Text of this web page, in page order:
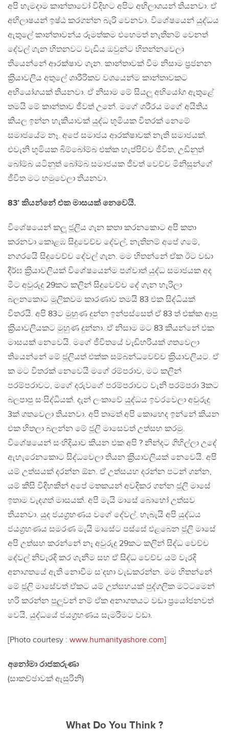
අපි හැමදාම කාන්තාවෝ විදිහට අපිට අභිලාශයන් තියනවා. ඒ
අභිලාෂයන් ඉෂ්ඨ කරගන්න බැරි වෙනවා. විශේෂයෙන් යුද්ධය
ඇතුලේ කාන්තාවන්ය රූමත්කම එහෙමත් නැතිනම් වෙනත්
දේවල් ගැන හිතනවට වැඩිය ඔවුන්ට හිතන්නවෙලා
තියෙන්නේ ආරක්ෂාව ගැන. කාන්තාවක් වීම නිසාම ප‍්‍රජනන
ක‍්‍රියාවලිය අතුලේ ශාරීරිකව වශයෙන්ම කාන්තාවකට
අභියෝගයක් තියනවා. ඒ නිසාම මේ සියලූ අභියෝග ඇතුළේ
තමයි මේ කාන්තාව ජීවත් උනේ. මගේ ශරීරය මගේ අයිතිය
කියල ඉන්න හැකියාවක් යුද්ධ භූමියක විතරක් නෙමේ
සමාජයේම නෑ. අපේ සමාජය ආරක්ෂාවක් නැති සමාජයක්.
එවැනි භූමියක බිම්බෝම්බ එක්ක හැප්පිච්ච ජීවිත, උඩිනුත්
බෝම්බ යටිනුත් බෝම්බ සමාජයක ජීවත් වෙච්ච මිනිසුන්ගේ
ජීවිත මට හමුවෙලා තියනවා.
83’ කියන්නේ එක මාසයක් නෙවෙයි.
විශේෂයෙන් කලූ ජූලිය ගැන කතා කරනකොට අපි කතා
කරනවා කොළඹ සිදුවෙච්ච දේවල්, නැතිනම් අපේ ගමේ,
නගරයෙි සිදුවෙච්ච දේවල් ගැන. මම හිතන්නේ ඒක ඊට වඩා
දීර්ඝ ක‍්‍රියාවලියක් විශේෂයෙන්ම පශ්චාත් යුද්ධ සමාජයක අද
මීට අවුරුදු 29කට කලින් සිදුවෙච්ච දේ ගැන හැරිලා
බලනකොට මූලිකවම කාරණාව තමයි 83 එක සිද්ධියක්
විතරයි. අපි 83ට මුහුණ දුන්න ඉන්පස්සෙත් ඒ 83 ත් එක්ක ආපු
ක‍්‍රියාවලියකට මුහුණ දුන්නා. ඒ නිසාම මට 83 කියන්නේ එක
මාසයක් නෙවෙයි. මගේ ජීවිතයේ වැඩිහරියක් ගතවෙලා
තියෙන්නේ මේ ජූලියත් එක්ක සම්බන්ධවෙච්ච ක‍්‍රියාවලියට. ඒ
ක මට විතරක් නෙවෙයි මගේ රම්පරාව, මට කලින්
පරම්පරාවට, මගේ දරුවගේ පරම්පරාවට වැනි පරම්පරා 3කට
බලපාපු සංසිද්ධියක්. දැන් ලංකාවේ යුද්ධය ඉවරවෙලා අවුරුදු
3ක් ගතවෙලා තියනවා. අපි තාමත් අපි කොහෙද ඉන්නේ කියන
එක හිතලා බලන්න මේ ජූලි මාසෙවත් උත්සහ කරමු.
විශේෂයෙන් සංහිදියාව කියන එක අපි ? නින්දට ගිහිල්ලා උදේ
ඇහැරෙනකොට සිද්ධවෙලා තියන ක‍්‍රියාවලියක් නෙවෙයි. අපි
යම් උත්සයක් දරන්න ඕන. ඒ උත්සයහ දරන්න පටන් ගන්න,
යම් කිසි විදිහකින් අපේ මතකයන් අවදිකර ගන්න ජූලි මාසේ
ඉතාම වැදගත් මාසයක්. අපි මැයි මාසේ බොහෝ උත්සව
තියනවා. යුද ජයග‍්‍රහණය වගේ දේවල්. හැබැයි අපි යුද්ධය
ජයග‍්‍රහණය සමරණ මැයි මාසේට පස්සේ එළබෙන ජූලි මාසේ
අපි උත්සහ කරන්නේ නෑ අවුරුදු 29කට කලින් සිද්ධ වෙච්ච
දේවල් නිවැරදි කර ගැනීම සහ ඒ සිද්ධ වෙච්ච යම් වැරදි
අනාගතයේ ඇති නොවීම ස`දහා වැඩකරන්න. මම හිතන්නේ
මේ ජූලි මාසේවත් ඒකට යම් උත්සහයක් පුද්ගලික මට්ටමෙන්
හරි කරන්න පුලූවන් නම් ඒක අනාගතයට වඩා ප‍්‍රයෝජනවත්
වෙයි, යුද්ධයේ ජයග‍්‍රහණය සැමරීමට වඩා.
[Photo courtesy : www.humanityashore.com]
අනෝමා රාජකරුණා
(සාකච්ඡාවක් ඇසුරිනි)
What Do You Think ?